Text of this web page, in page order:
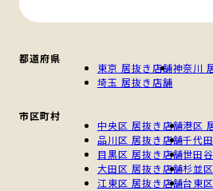
都道府県
東京 居抜き店舗神奈川
埼玉 居抜き店舗
市区町村
中央区 居抜き店舗港区
品川区 居抜き店舗千代
目黒区 居抜き店舗世田
大田区 居抜き店舗杉並
江東区 居抜き店舗台東